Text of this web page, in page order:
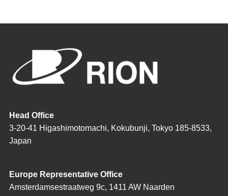
Head Office
3-20-41 Higashimotomachi, Kokubunji, Tokyo 185-8533,
Japan
Europe Representative Office
Amsterdamsestraatweg 9c, 1411 AW Naarden